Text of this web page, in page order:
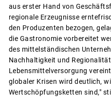
aus erster Hand von
regionale Erzeugnisse
den Produzenten bezogen,
die Gastronomie vorbereitet
des mittelständischen
Nachhaltigkeit und
Lebensmittelversorgung
globaler Krisen wird deutlich,
Wertschöpfungsketten sind,"